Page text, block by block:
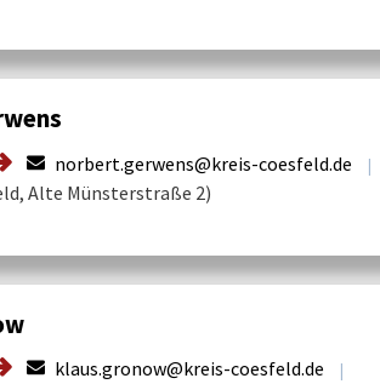
norbert.gerwens@kreis-coesfeld.de |
Alte Münsterstraße 2)
klaus.gronow@kreis-coesfeld.de |